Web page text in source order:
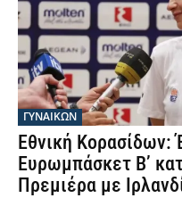
ΓΥΝΑΙΚΩΝ
Εθνική Κορασίδων:
Ευρωμπάσκετ Β’
Πρεμιέρα με